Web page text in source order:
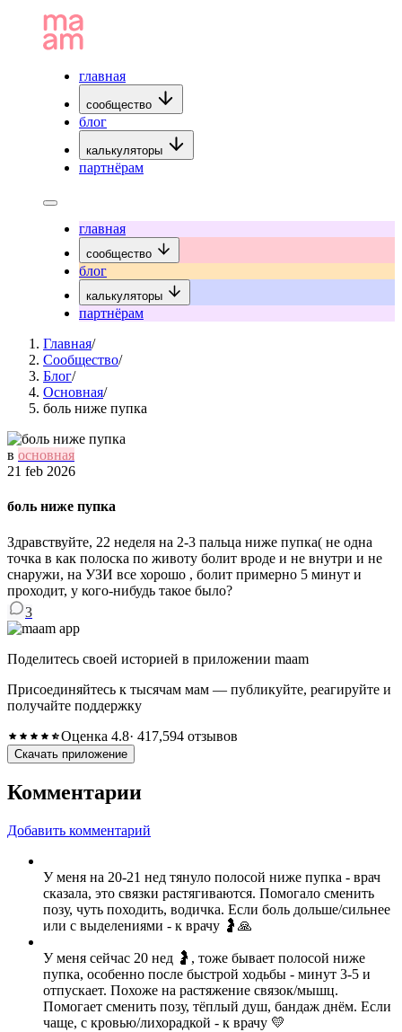
главная
сообщество
блог
калькуляторы
партнёрам
главная
сообщество
блог
калькуляторы
партнёрам
Главная/
Сообщество/
Блог/
Основная/
боль ниже пупка
в основная
21 feb 2026
боль ниже пупка
Здравствуйте, 22 неделя на 2-3 пальца ниже пупка( не одна
точка в как полоска по животу болит вроде и не внутри и не
снаружи, на УЗИ все хорошо , болит примерно 5 минут и
проходит, у кого-нибудь такое было?
3
Поделитесь своей историей в приложении maam
Присоединяйтесь к тысячам мам — публикуйте, реагируйте и
получайте поддержку
Оценка 4.8· 417,594 отзывов
Скачать приложение
Комментарии
Добавить комментарий
У меня на 20-21 нед тянуло полосой ниже пупка - врач
сказала, это связки растягиваются. Помогало сменить
позу, чуть походить, водичка. Если боль дольше/сильнее
или с выделениями - к врачу 🤰🙏
У меня сейчас 20 нед 🤰, тоже бывает полосой ниже
пупка, особенно после быстрой ходьбы - минут 3-5 и
отпускает. Похоже на растяжение связок/мышц.
Помогает сменить позу, тёплый душ, бандаж днём. Если
чаще, с кровью/лихорадкой - к врачу 💛